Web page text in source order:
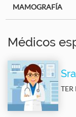
MAMOGRAFÍA
Médicos
TER